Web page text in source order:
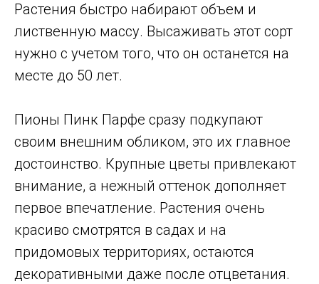
Растения быстро набирают объем и
лиственную массу. Высаживать этот сорт
нужно с учетом того, что он останется на
месте до 50 лет.
Пионы Пинк Парфе сразу подкупают
своим внешним обликом, это их главное
достоинство. Крупные цветы привлекают
внимание, а нежный оттенок дополняет
первое впечатление. Растения очень
красиво смотрятся в садах и на
придомовых территориях, остаются
декоративными даже после отцветания.